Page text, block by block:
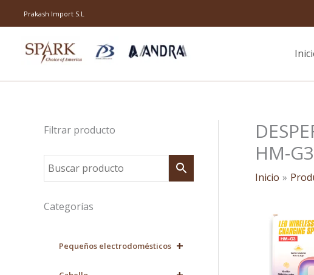
Prakash Import S.L
Filtrar producto
Categorías
+
Pequeños electrodomésticos
HM-G3
Inicio